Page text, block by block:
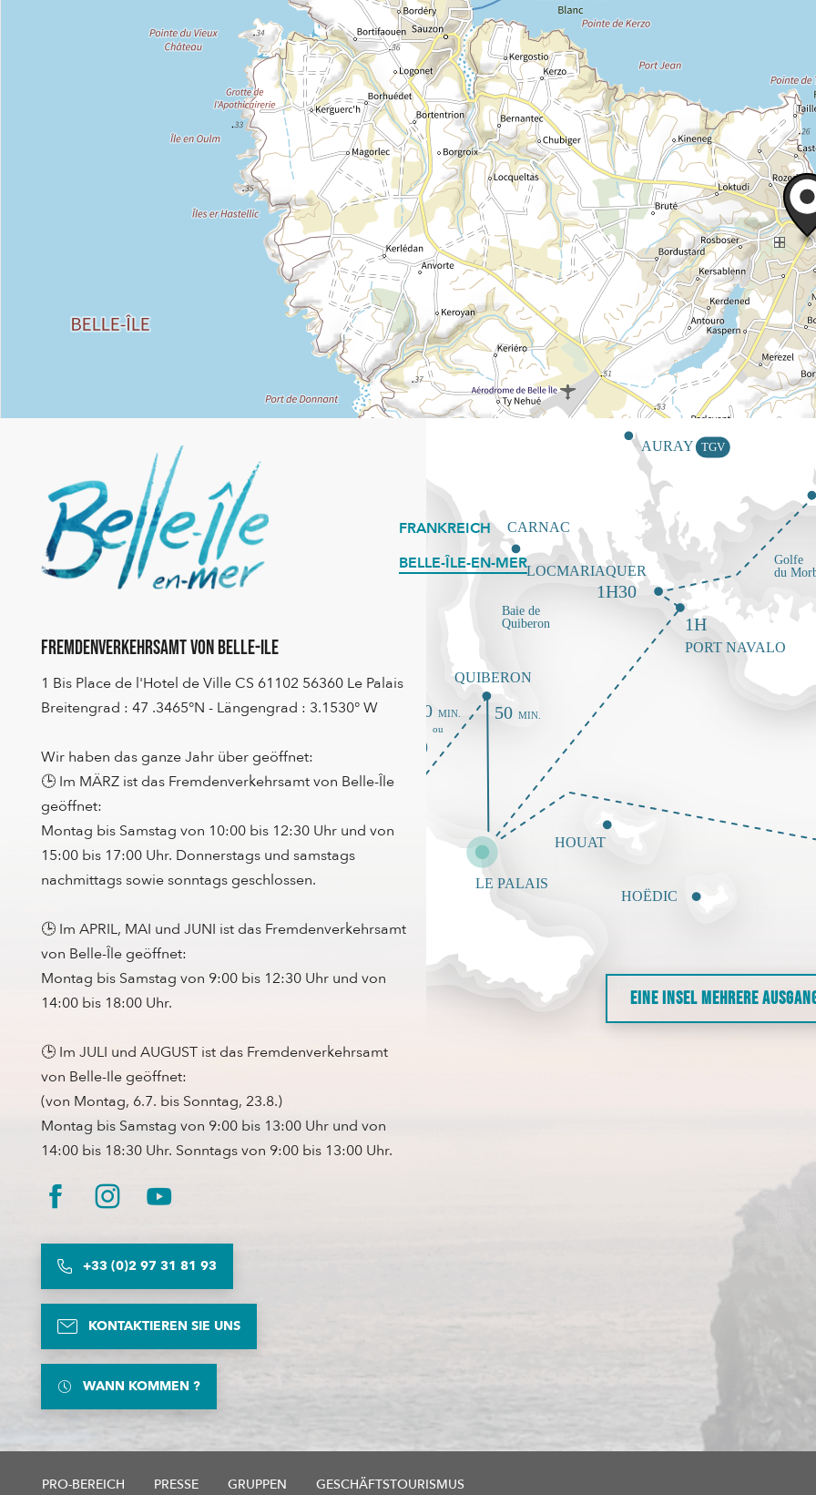
Fremdenverkehrsamt von Belle-Ile
1 Bis Place de l'Hotel de Ville CS 61102 56360 Le Palais
Breitengrad : 47 .3465°N - Längengrad : 3.1530° W
Wir haben das ganze Jahr über geöffnet:
🕒 Im MÄRZ ist das Fremdenverkehrsamt von Belle-Île
geöffnet:
Montag bis Samstag von 10:00 bis 12:30 Uhr und von
15:00 bis 17:00 Uhr. Donnerstags und samstags
nachmittags sowie sonntags geschlossen.
🕒 Im APRIL, MAI und JUNI ist das Fremdenverkehrsamt
von Belle-Île geöffnet:
Montag bis Samstag von 9:00 bis 12:30 Uhr und von
14:00 bis 18:00 Uhr.
🕒 Im JULI und AUGUST ist das Fremdenverkehrsamt
von Belle-Ile geöffnet:
(von Montag, 6.7. bis Sonntag, 23.8.)
Montag bis Samstag von 9:00 bis 13:00 Uhr und von
14:00 bis 18:30 Uhr. Sonntags von 9:00 bis 13:00 Uhr.
+33 (0)2 97 31 81 93
KONTAKTIEREN SIE UNS
WANN KOMMEN ?
FRANKREICH
BELLE-ÎLE-EN-MER
EINE INSEL MEHRERE
PRO-BEREICH PRESSE GRUPPEN GESCHÄFTSTOURISMUS